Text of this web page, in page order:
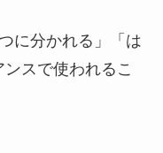
に分かれる」「は
スで使われるこ